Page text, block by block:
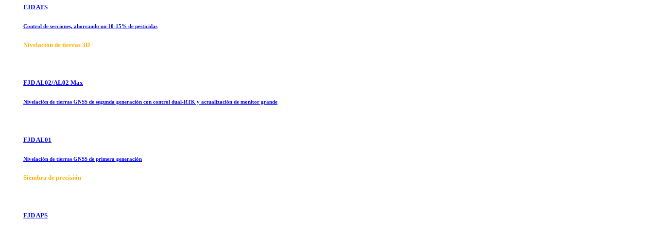
FJD ATS
Control de secciones, ahorrando un 10-15% de pesticidas
Nivelación de tierras 3D
FJD AL02/AL02 Max
Nivelación de tierras GNSS de segunda generación con control dual-RTK y actualización de monitor grande
FJD AL01
Nivelación de tierras GNSS de primera generación
Siembra de precisión
FJD APS